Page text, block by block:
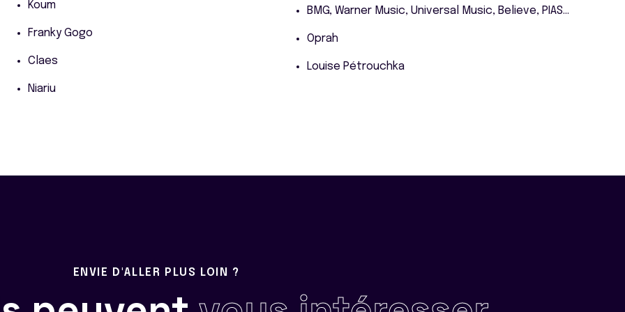
Koum
Franky Gogo
Claes
Niariu
BMG, Warner Music, Universal Music, Believe, PIAS...
Oprah
Louise Pétrouchka
ENVIE D'ALLER PLUS LOIN ?